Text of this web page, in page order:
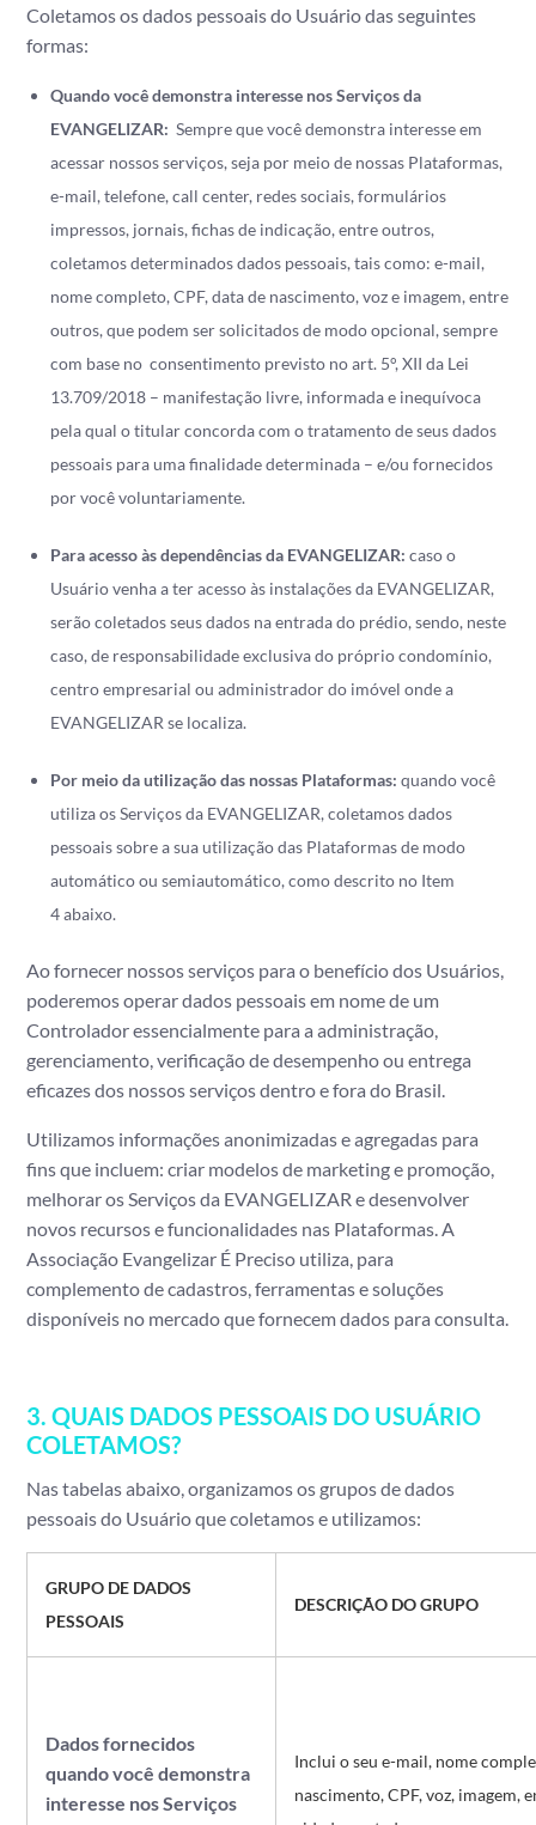
Coletamos os dados pessoais do Usuário das seguintes
formas:
Quando você demonstra interesse nos Serviços da
EVANGELIZAR: Sempre que você demonstra interesse em
acessar nossos serviços, seja por meio de nossas Plataformas,
e-mail, telefone, call center, redes sociais, formulários
impressos, jornais, fichas de indicação, entre outros,
coletamos determinados dados pessoais, tais como: e-mail,
nome completo, CPF, data de nascimento, voz e imagem, entre
outros, que podem ser solicitados de modo opcional, sempre
com base no consentimento previsto no art. 5°, XII da Lei
13.709/2018 – manifestação livre, informada e inequívoca
pela qual o titular concorda com o tratamento de seus dados
pessoais para uma finalidade determinada – e/ou fornecidos
por você voluntariamente.
Para acesso às dependências da EVANGELIZAR: caso o
Usuário venha a ter acesso às instalações da EVANGELIZAR,
serão coletados seus dados na entrada do prédio, sendo, neste
caso, de responsabilidade exclusiva do próprio condomínio,
centro empresarial ou administrador do imóvel onde a
EVANGELIZAR se localiza.
Por meio da utilização das nossas Plataformas: quando você
utiliza os Serviços da EVANGELIZAR, coletamos dados
pessoais sobre a sua utilização das Plataformas de modo
automático ou semiautomático, como descrito no Item
4 abaixo.
Ao fornecer nossos serviços para o benefício dos Usuários,
poderemos operar dados pessoais em nome de um
Controlador essencialmente para a administração,
gerenciamento, verificação de desempenho ou entrega
eficazes dos nossos serviços dentro e fora do Brasil.
Utilizamos informações anonimizadas e agregadas para
fins que incluem: criar modelos de marketing e promoção,
melhorar os Serviços da EVANGELIZAR e desenvolver
novos recursos e funcionalidades nas Plataformas.A
Associação Evangelizar É Preciso utiliza, para
complemento de cadastros, ferramentas e soluções
disponíveis no mercado que fornecem dados para consulta.
3. QUAIS DADOS PESSOAIS DO USUÁRIO
COLETAMOS?
Nas tabelas abaixo, organizamos os grupos de dados
pessoais do Usuário que coletamos e utilizamos:
GRUPO DE DADOS
PESSOAIS
DESCRIÇÃO DO GRUPO
Dados fornecidos
quando você demonstra
interesse nosServiços
Inclui o seu e-mail, nome
nascimento, CPF, voz, imagem,